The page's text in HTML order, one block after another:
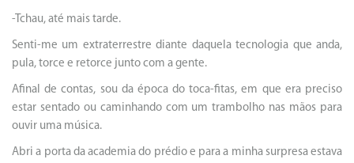
-Tchau, até mais tarde.
Senti-me um extraterrestre diante daquela tecnologia que anda,
pula, torce e retorce junto com a gente.
Afinal de contas, sou da época do toca-fitas, em que era preciso
estar sentado ou caminhando com um trambolho nas mãos para
ouvir uma música.
Abri a porta da academia do prédio e para a minha surpresa estava